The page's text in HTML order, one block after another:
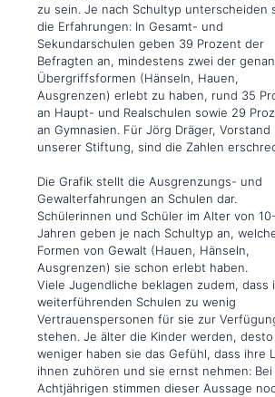
zu sein. Je nach Schultyp unterscheiden
die Erfahrungen: In Gesamt- und
Sekundarschulen geben 39 Prozent der
Befragten an, mindestens zwei der
Übergriffsformen (Hänseln, Hauen,
Ausgrenzen) erlebt zu haben, rund 35
an Haupt- und Realschulen sowie 29
an Gymnasien. Für Jörg Dräger, Vorstand
unserer Stiftung, sind die Zahlen
Die Grafik stellt die Ausgrenzungs- und
Gewalterfahrungen an Schulen dar.
Schülerinnen und Schüler im Alter von
Jahren geben je nach Schultyp an,
Formen von Gewalt (Hauen, Hänseln,
Ausgrenzen) sie schon erlebt haben.
Viele Jugendliche beklagen zudem, dass
weiterführenden Schulen zu wenig
Vertrauenspersonen für sie zur
stehen. Je älter die Kinder werden, desto
weniger haben sie das Gefühl, dass ihre
ihnen zuhören und sie ernst nehmen: Bei
Achtjährigen stimmen dieser Aussage